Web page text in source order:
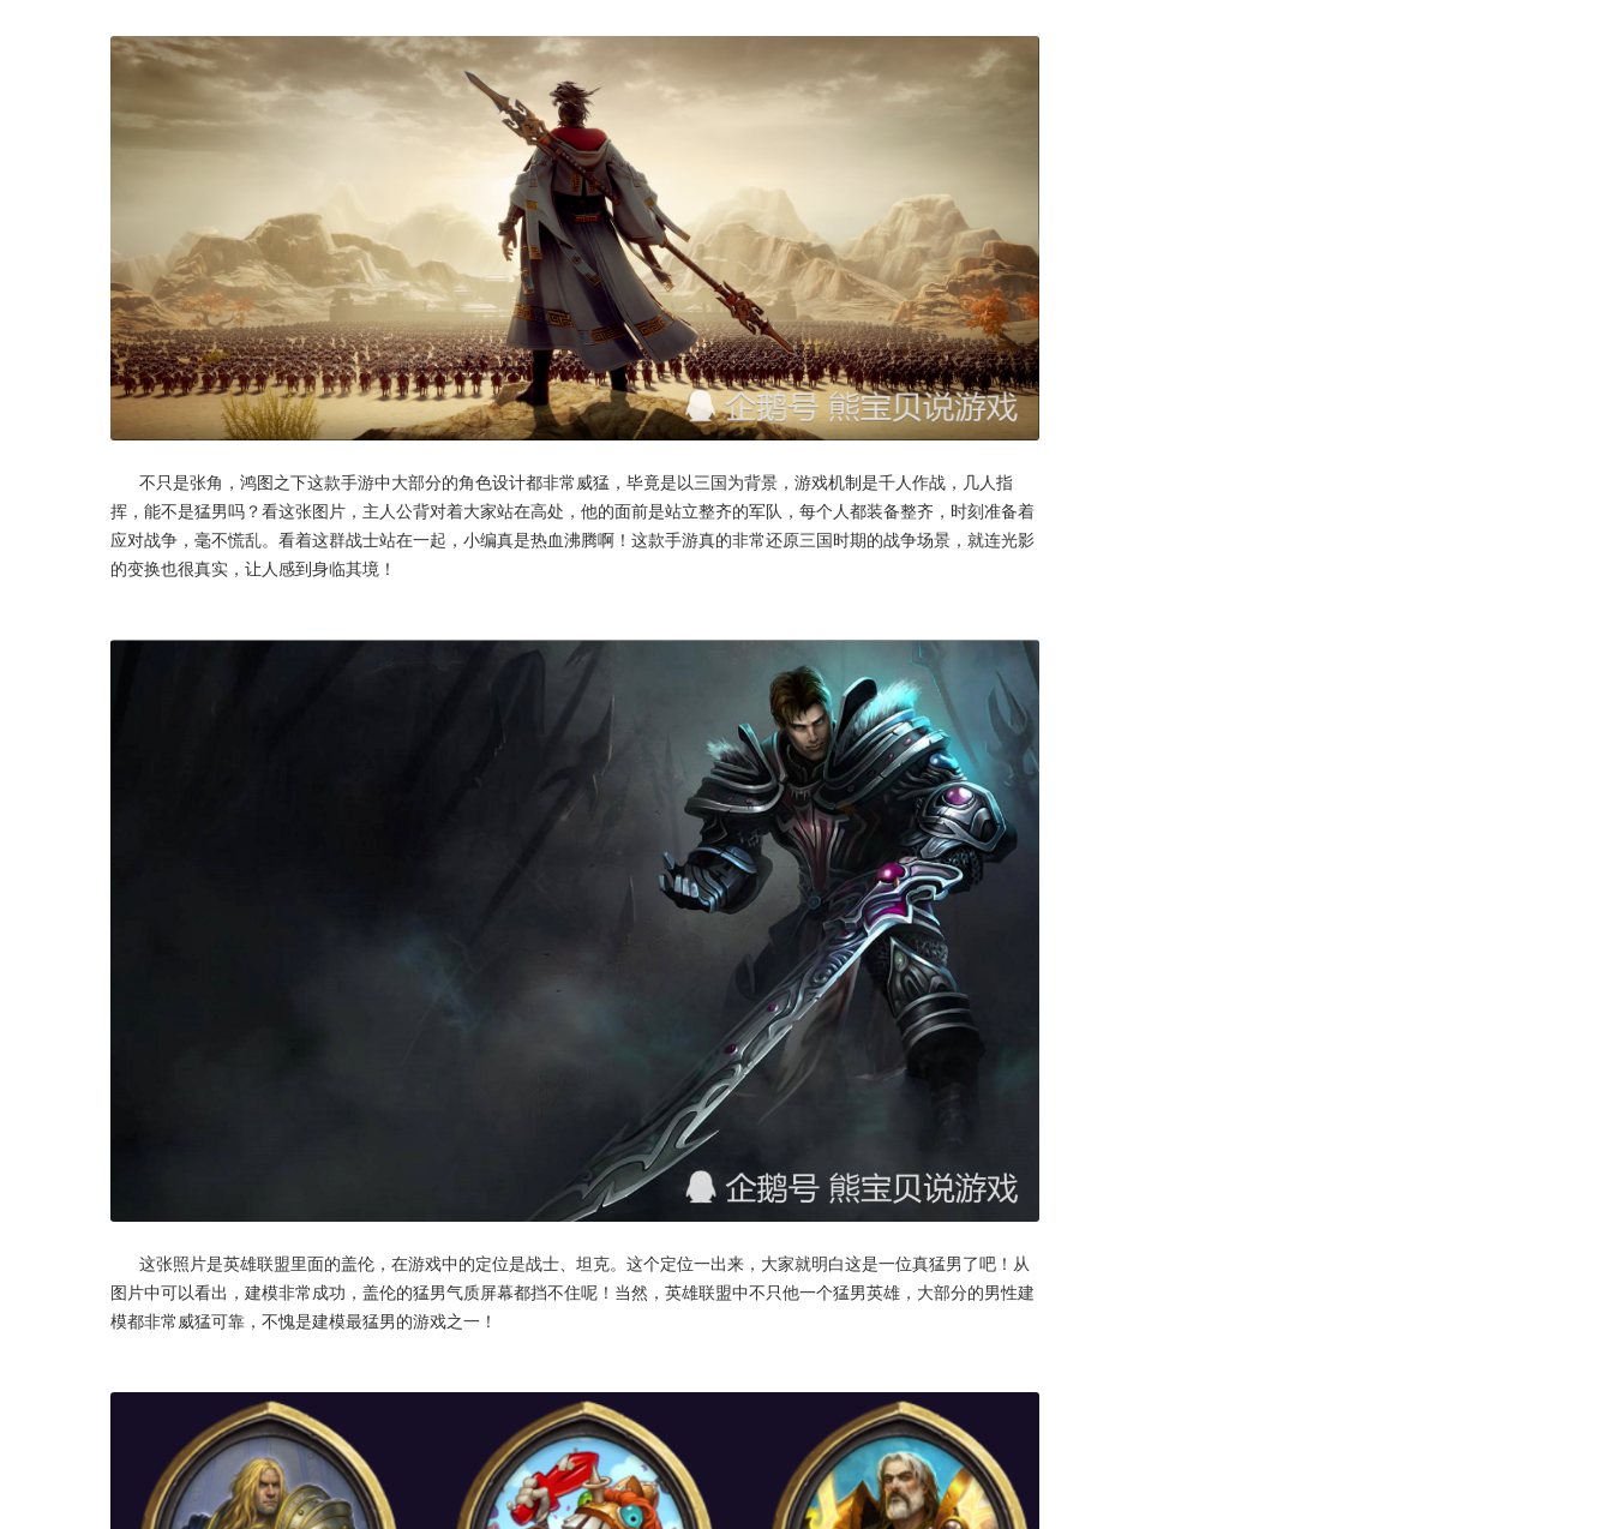
挥，能不是猛男吗？看这张图片，主人公背对着大家站在高处，他的面前是站立整齐的军队，每个人都装备整齐，时刻准备着
应对战争，毫不慌乱。看着这群战士站在一起，小编真是热血沸腾啊！这款手游真的非常还原三国时期的战争场景，就连光影
的变换也很真实，让人感到身临其境！
图片中可以看出，建模非常成功，盖伦的猛男气质屏幕都挡不住呢！当然，英雄联盟中不只他一个猛男英雄，大部分的男性建
模都非常威猛可靠，不愧是建模最猛男的游戏之一！